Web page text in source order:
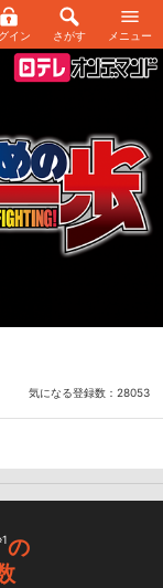
イン さがす メニュー
気になる登録数： 28053
の